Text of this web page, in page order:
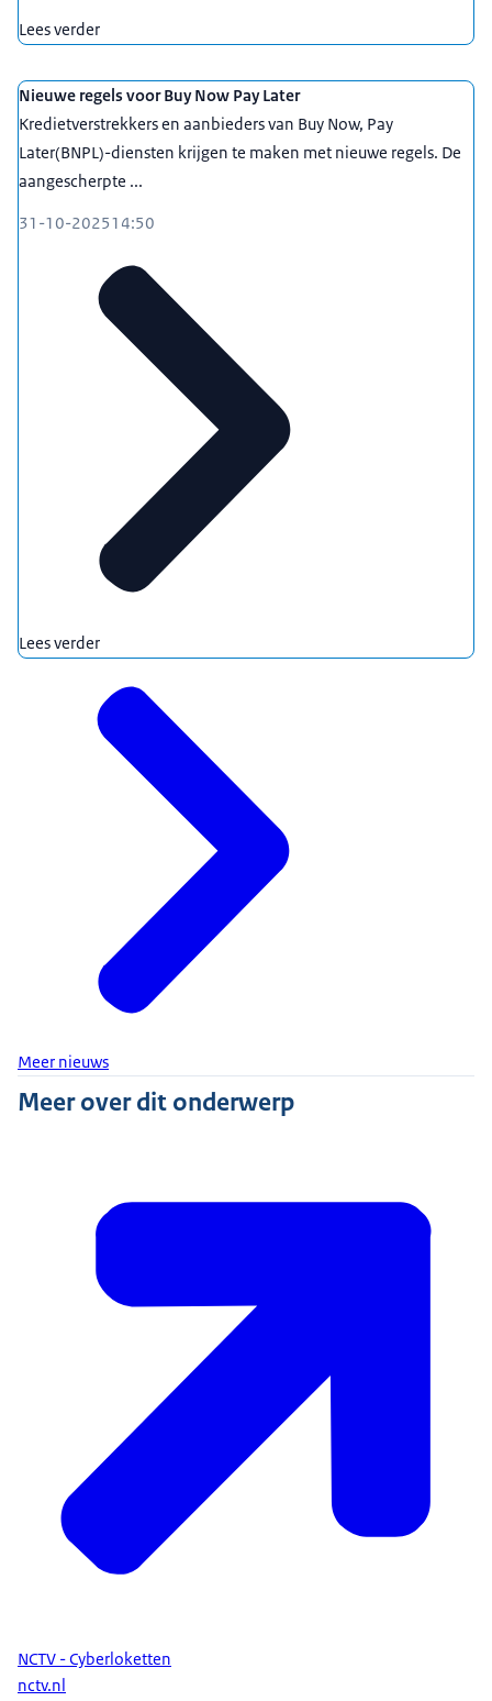
Lees verder
Nieuwe regels voor Buy Now Pay Later
Kredietverstrekkers en aanbieders van Buy Now, Pay
Later(BNPL)-diensten krijgen te maken met nieuwe regels. De
aangescherpte ...
31-10-202514:50
Lees verder
Meer nieuws
Meer over dit onderwerp
NCTV - Cyberloketten
nctv.nl